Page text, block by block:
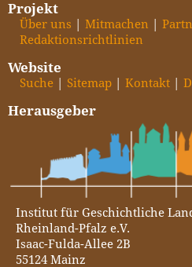
Projekt
Über uns Mitmachen
Redaktionsrichtlinien
Website
Suche Sitemap Kontakt
Herausgeber
Institut für Geschichtliche
Rheinland-Pfalz e.V.
Isaac-Fulda-Allee 2B
55124 Mainz